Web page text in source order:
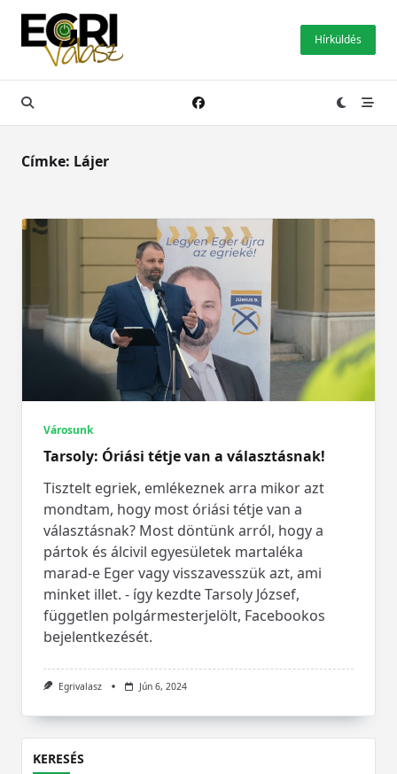
Skip
content
Hírküldés
Címke: Lájer
Városunk
Tarsoly: Óriási tétje van a választásnak!
Tisztelt egriek, emlékeznek arra mikor azt
mondtam, hogy most óriási tétje van a
választásnak? Most döntünk arról, hogy a
pártok és álcivil egyesületek martaléka
marad-e Eger vagy visszavesszük azt, ami
minket illet. - így kezdte Tarsoly József,
független polgármesterjelölt, Facebookos
bejelentkezését.
Egrivalasz Jún 6, 2024
KERESÉS